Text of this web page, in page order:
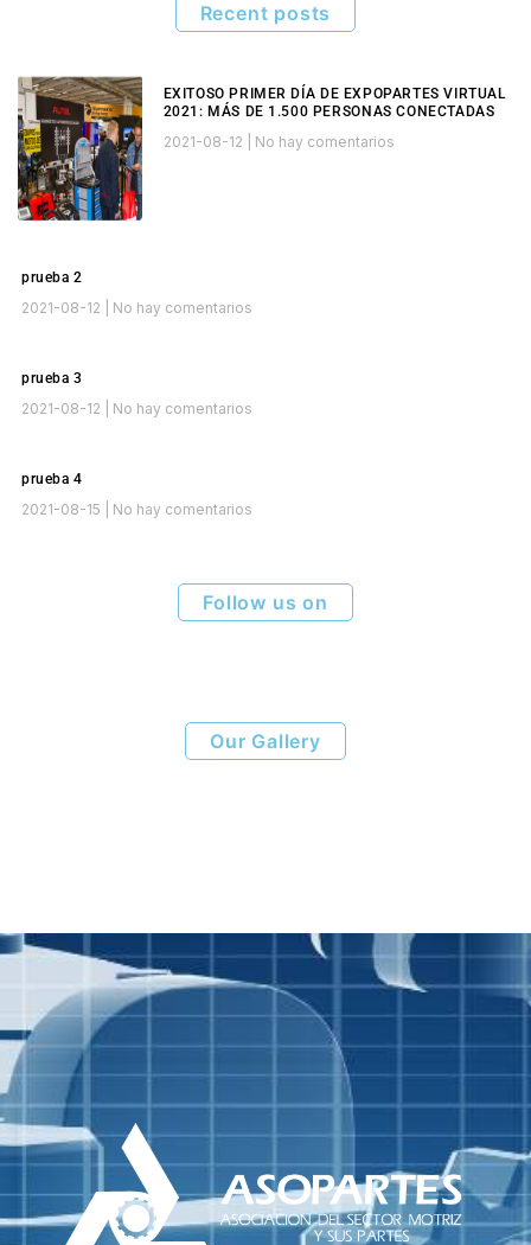
Recent posts
EXITOSO PRIMER DÍA DE EXPOPARTES VIRTUAL
2021: MÁS DE 1.500 PERSONAS CONECTADAS
2021-08-12 No hay comentarios
prueba 2
2021-08-12 No hay comentarios
prueba 3
2021-08-12 No hay comentarios
prueba 4
2021-08-15 No hay comentarios
Follow us on
Our Gallery